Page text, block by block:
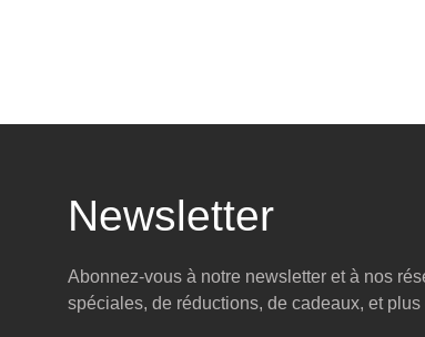
Newsletter
Abonnez-vous à notre newsletter et à nos
spéciales, de réductions, de cadeaux, et plus